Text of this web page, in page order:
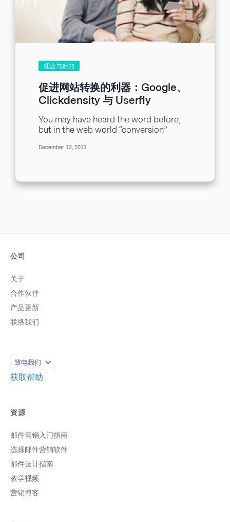
理念与新知
促进网站转换的利器：Google、
Clickdensity 与 Userfly
You may have heard the word before,
but in the web world “conversion”
it...
December 12, 2011
公司
关于
合作伙伴
产品更新
联络我们
致电我们
获取帮助
资源
邮件营销入门指南
选择邮件营销软件
邮件设计指南
教学视频
营销博客